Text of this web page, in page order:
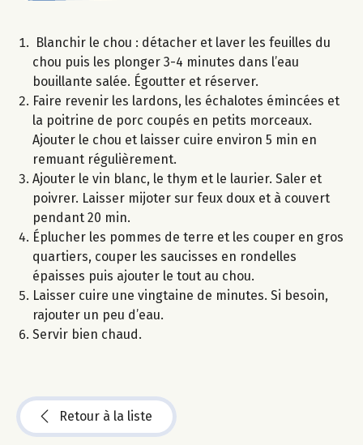
Blanchir le chou : détacher et laver les feuilles du
chou puis les plonger 3-4 minutes dans l’eau
bouillante salée. Égoutter et réserver.
Faire revenir les lardons, les échalotes émincées et
la poitrine de porc coupés en petits morceaux.
Ajouter le chou et laisser cuire environ 5 min en
remuant régulièrement.
Ajouter le vin blanc, le thym et le laurier. Saler et
poivrer. Laisser mijoter sur feux doux et à couvert
pendant 20 min.
Éplucher les pommes de terre et les couper en gros
quartiers, couper les saucisses en rondelles
épaisses puis ajouter le tout au chou.
Laisser cuire une vingtaine de minutes. Si besoin,
rajouter un peu d’eau.
Servir bien chaud.
Retour à la liste